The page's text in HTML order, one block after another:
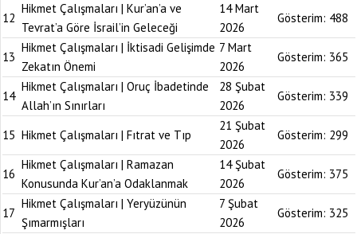
12
Hikmet Çalışmaları | Kur’an’a ve
Tevrat’a Göre İsrail’in Geleceği
14 Mart
2026
Gösterim: 488
13
Hikmet Çalışmaları | İktisadi Gelişimde
Zekatın Önemi
7 Mart
2026
Gösterim: 365
14
Hikmet Çalışmaları | Oruç İbadetinde
Allah’ın Sınırları
28 Şubat
2026
Gösterim: 339
15 Hikmet Çalışmaları | Fıtrat ve Tıp
21 Şubat
2026
Gösterim: 299
16
Hikmet Çalışmaları | Ramazan
Konusunda Kur’an’a Odaklanmak
14 Şubat
2026
Gösterim: 375
17
Hikmet Çalışmaları | Yeryüzünün
Şımarmışları
7 Şubat
2026
Gösterim: 325